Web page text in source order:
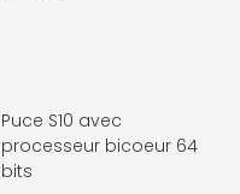
Puce S10 avec
processeur bicoeur 64
bits